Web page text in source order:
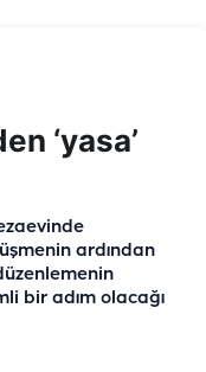
‘yasa’
ardından
bir adım olacağı